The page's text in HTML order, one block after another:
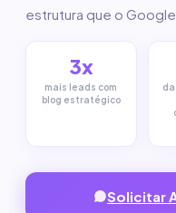
estrutura que o
3x
mais leads com
blog estratégico
Solicitar